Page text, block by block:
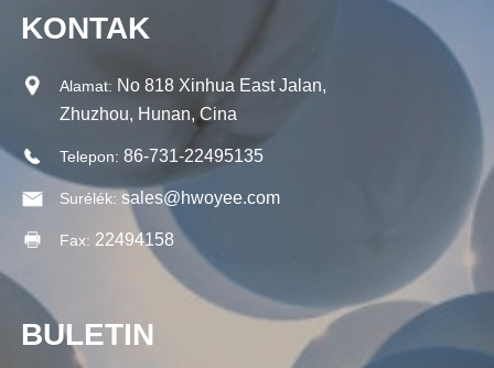
KONTAK
Alamat: No 818 Xinhua East Jalan,
Zhuzhou, Hunan, Cina
Telepon: 86-731-22495135
Surélék: sales@hwoyee.com
Fax: 22494158
BULETIN